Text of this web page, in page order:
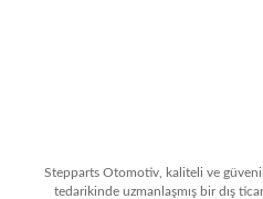
Stepparts Otomotiv, kaliteli ve
tedarikinde uzmanlaşmış bir dış